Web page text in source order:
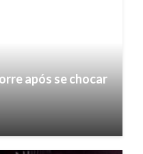
após se chocar